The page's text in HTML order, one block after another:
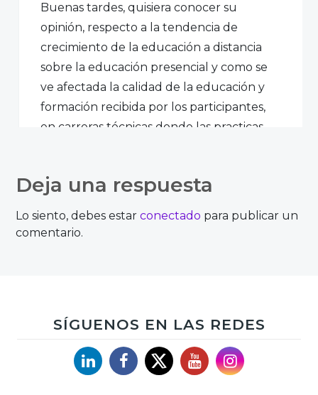
Buenas tardes, quisiera conocer su
opinión, respecto a la tendencia de
crecimiento de la educación a distancia
sobre la educación presencial y como se
ve afectada la calidad de la educación y
formación recibida por los participantes,
en carreras técnicas donde las practicas
como la ingeniería eléctrica, ingeniería
en las habilidades técnicas son claves para
Deja una respuesta
Lo siento, debes estarconectado para publicar un
comentario.
SÍGUENOS EN LAS REDES
LinkedinFacebook
X YouTubeInstagram